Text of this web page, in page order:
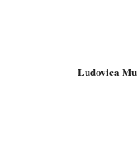
Ludovica